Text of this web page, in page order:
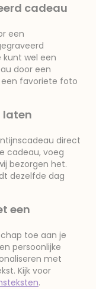
cadeau
een
wel een
door een
favoriete foto
laten
direct
cadeau, voeg
bezorgen het.
dezelfde dag
een
toe aan je
persoonlijke
met
Kijk voor
.